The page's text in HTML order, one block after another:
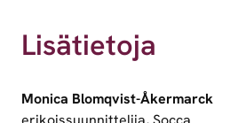
Lisätietoja
Monica Blomqvist-Åkermarck